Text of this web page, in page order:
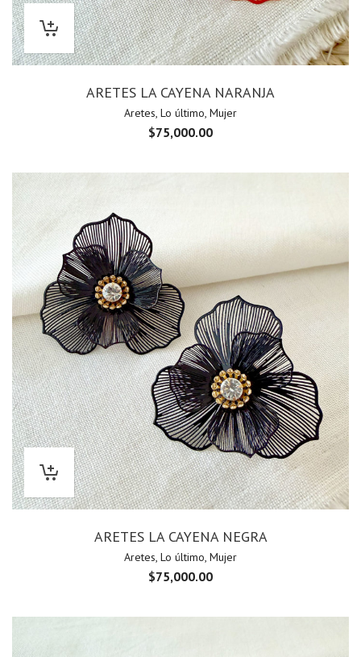
ARETES LA CAYENA NARANJA
Aretes, Lo último, Mujer
$75,000.00
ARETES LA CAYENA NEGRA
Aretes, Lo último, Mujer
$75,000.00